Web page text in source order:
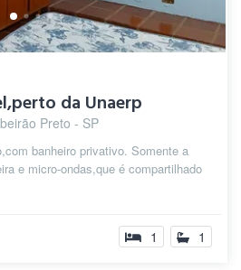
da Unaerp
Preto - SP
banheiro privativo. Somente a
e micro-ondas,que é compartilhado
1 1